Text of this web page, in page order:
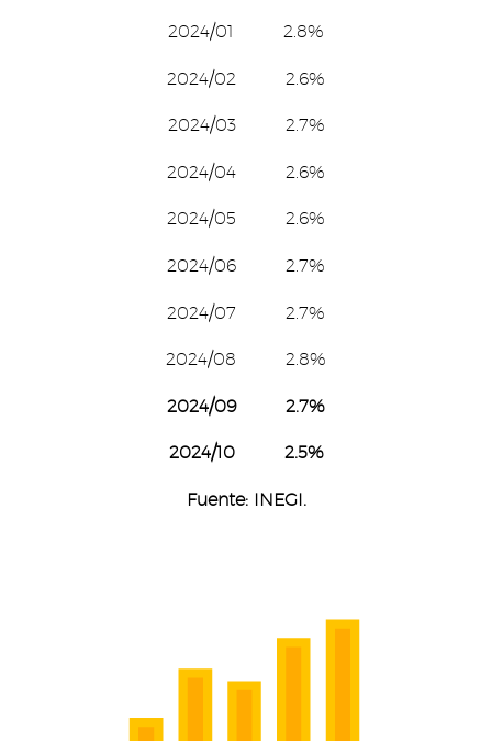
2024/01 2.8%
2024/02 2.6%
2024/03 2.7%
2024/04 2.6%
2024/05 2.6%
2024/06 2.7%
2024/07 2.7%
2024/08 2.8%
2024/09 2.7%
2024/10 2.5%
Fuente: INEGI.